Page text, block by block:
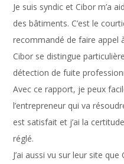
Je suis syndic et Cibor m’a
des bâtiments. C’est le
recommandé de faire appel
Cibor se distingue
détection de fuite
Avec ce rapport, je peux
l’entrepreneur qui va
est satisfait et j’ai la
réglé.
J’ai aussi vu sur leur site